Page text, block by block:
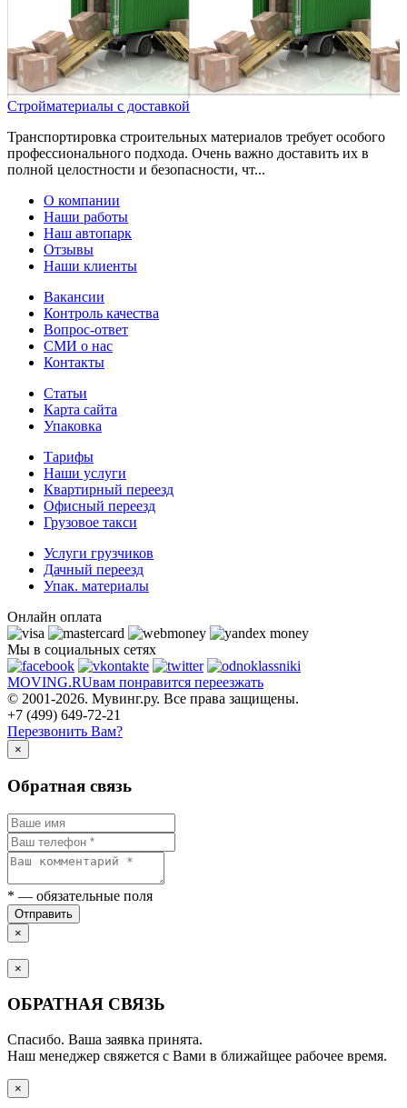
Стройматериалы с доставкой
Транспортировка строительных материалов требует особого
профессионального подхода. Очень важно доставить их в
полной целостности и безопасности, чт...
О компании
Наши работы
Наш автопарк
Отзывы
Наши клиенты
Вакансии
Контроль качества
Вопрос-ответ
СМИ о нас
Контакты
Статьи
Карта сайта
Упаковка
Тарифы
Наши услуги
Квартирный переезд
Офисный переезд
Грузовое такси
Услуги грузчиков
Дачный переезд
Упак. материалы
Онлайн оплата
Мы в социальных сетях
MOVING.RUвам понравится переезжать
© 2001-2026. Мувинг.ру. Все права защищены.
+7 (499) 649-72-21
Перезвонить Вам?
×
Обратная связь
* — обязательные поля
Отправить
×
×
ОБРАТНАЯ СВЯЗЬ
Спасибо. Ваша заявка принята.
Наш менеджер свяжется с Вами в ближайщее рабочее время.
×